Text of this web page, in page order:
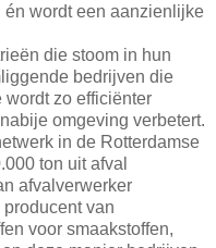
wordt een aanzienlijke
die stoom in hun
bedrijven die
zo efficiënter
omgeving verbetert.
in de Rotterdamse
ton uit afval
afvalverwerker
van
voor smaakstoffen,